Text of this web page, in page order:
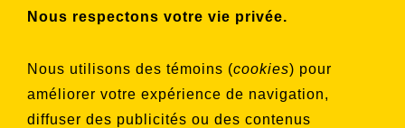
Nous respectons votre vie privée.
Nous utilisons des témoins (cookies) pour
améliorer votre expérience de navigation,
diffuser des publicités ou des contenus
souhaitez vous inscrire
Aucune liste sélectionnée